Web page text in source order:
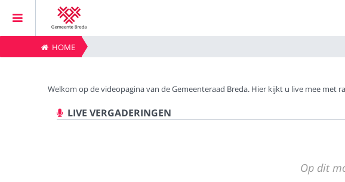
Home
Vergaderingen
HOME
Welkom op de videopagina van de Gemeenteraad Breda. Hier kijkt u live mee
LIVE VERGADERINGEN
Op dit